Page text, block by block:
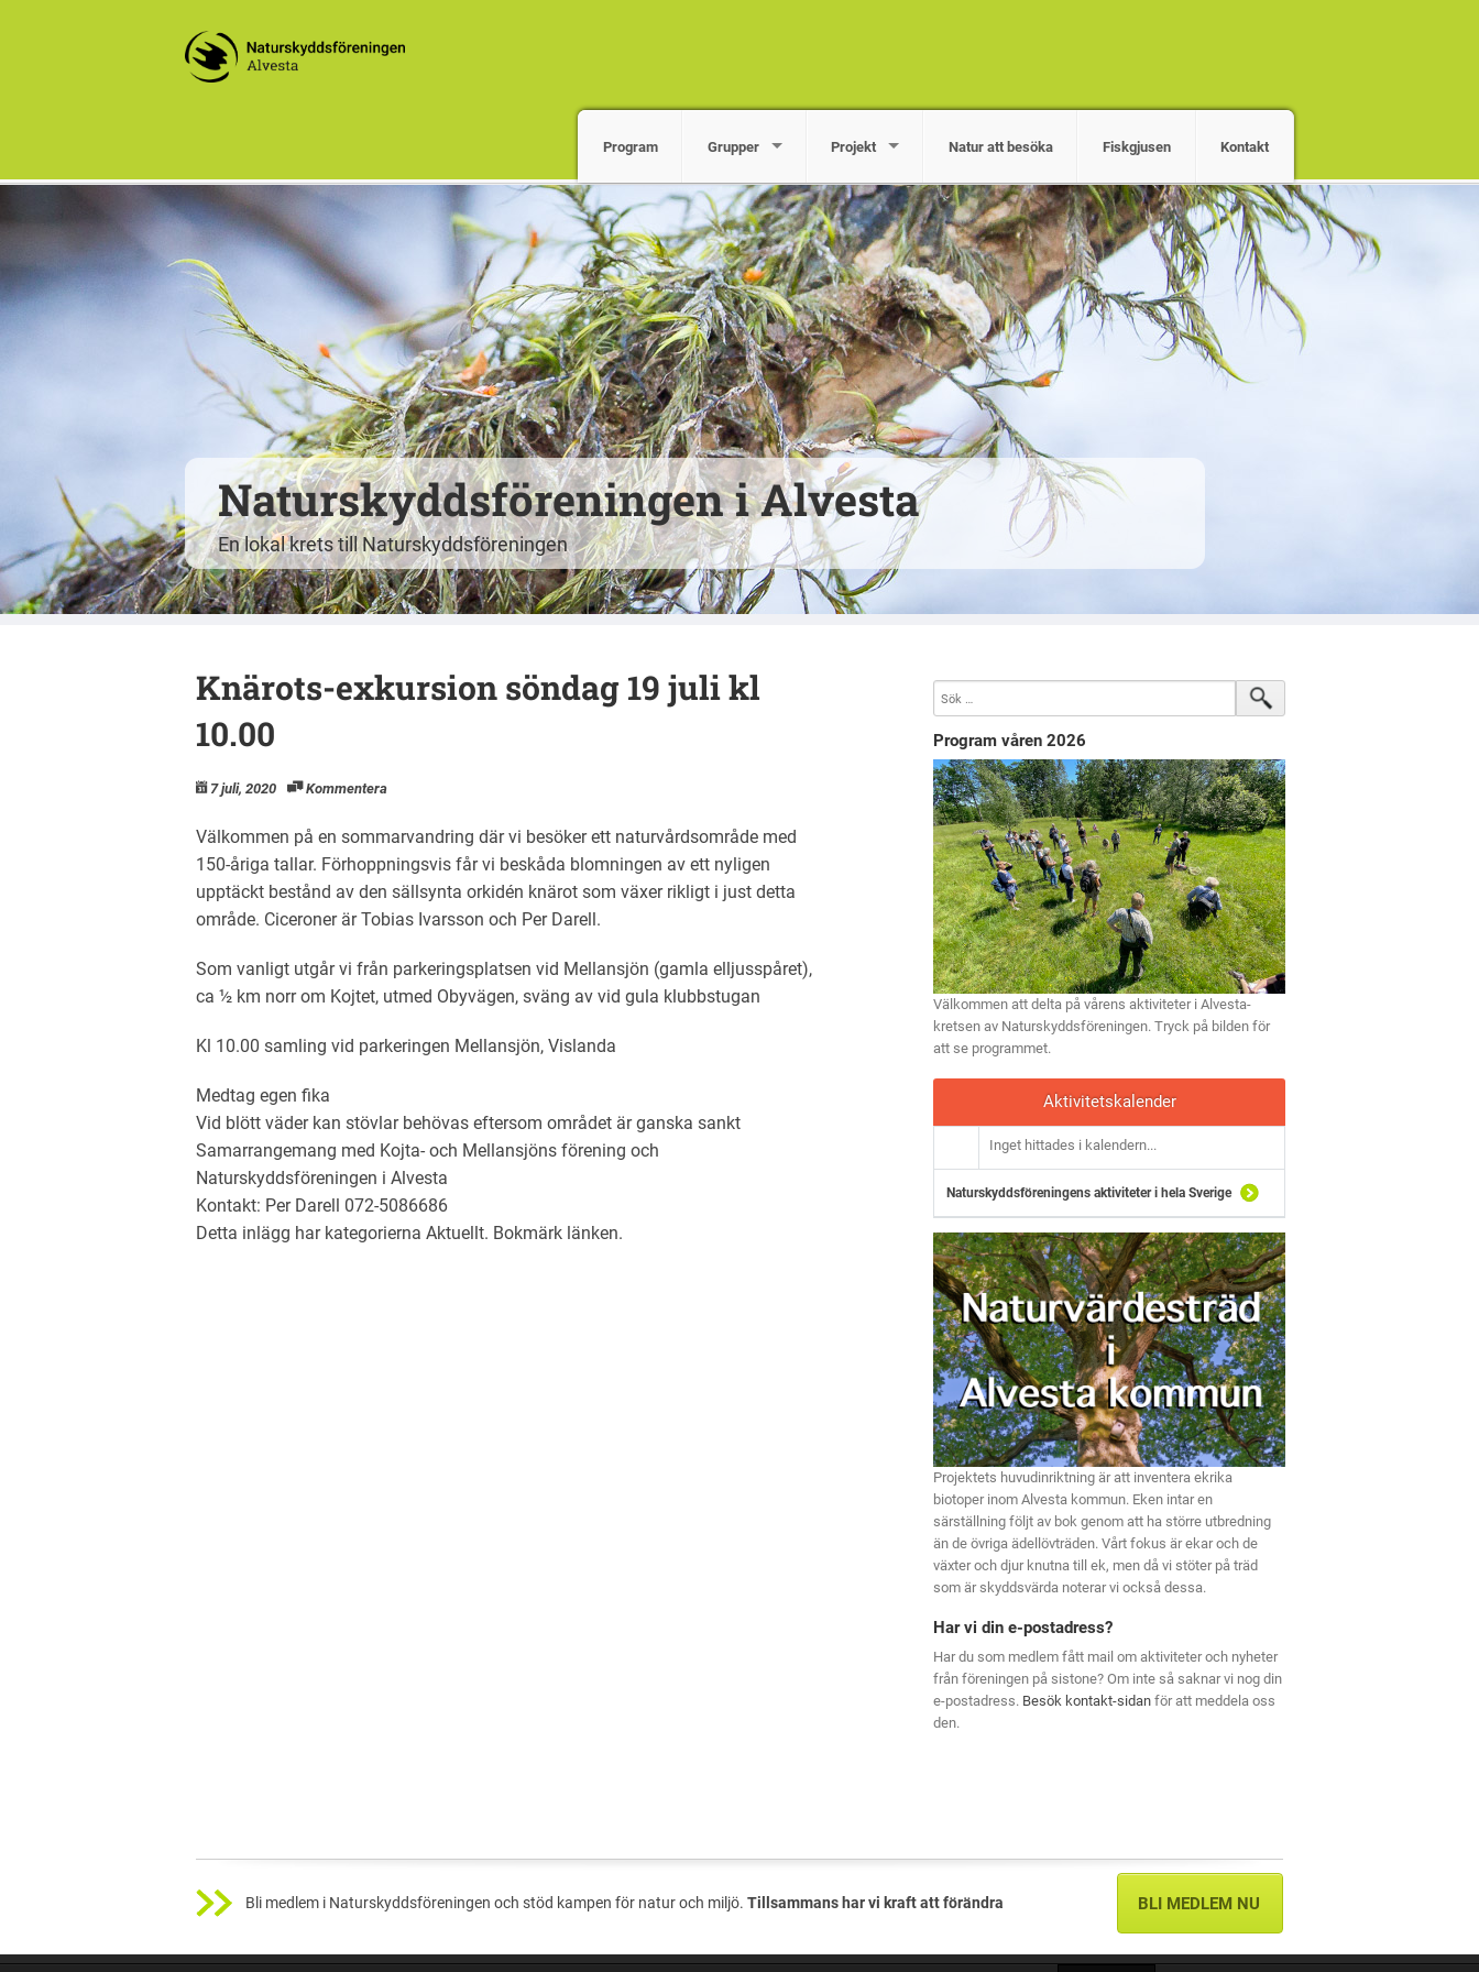
Program Grupper Projekt Natur att besöka Fiskgjusen Kontakt
Naturskyddsföreningen i Alvesta
En lokal krets till Naturskyddsföreningen
Knärots-exkursion söndag 19 juli kl
10.00
7 juli, 2020 Kommentera
Välkommen på en sommarvandring där vi besöker ett naturvårdsområde med
150-åriga tallar. Förhoppningsvis får vi beskåda blomningen av ett nyligen
upptäckt bestånd av den sällsynta orkidén knärot som växer rikligt i just detta
område. Ciceroner är Tobias Ivarsson och Per Darell.
Som vanligt utgår vi från parkeringsplatsen vid Mellansjön (gamla elljusspåret),
ca ½ km norr om Kojtet, utmed Obyvägen, sväng av vid gula klubbstugan
Kl 10.00 samling vid parkeringen Mellansjön, Vislanda
Medtag egen fika
Vid blött väder kan stövlar behövas eftersom området är ganska sankt
Samarrangemang med Kojta- och Mellansjöns förening och
Naturskyddsföreningen i Alvesta
Kontakt: Per Darell 072-5086686
Detta inlägg har kategorierna Aktuellt. Bokmärk länken.
Program våren 2026
Välkommen att delta på vårens aktiviteter i Alvesta-
kretsen av Naturskyddsföreningen. Tryck på bilden för
att se programmet.
Aktivitetskalender
Inget hittades i kalendern...
Naturskyddsföreningens aktiviteter i hela Sverige
Projektets huvudinriktning är att inventera ekrika
biotoper inom Alvesta kommun. Eken intar en
särställning följt av bok genom att ha större utbredning
än de övriga ädellövträden. Vårt fokus är ekar och de
växter och djur knutna till ek, men då vi stöter på träd
som är skyddsvärda noterar vi också dessa.
Har vi din e-postadress?
Har du som medlem fått mail om aktiviteter och nyheter
från föreningen på sistone? Om inte så saknar vi nog din
e-postadress. Besök kontakt-sidan för att meddela oss
den.
Bli medlem i Naturskyddsföreningen och stöd kampen för natur och miljö. Tillsammans har vi kraft att förändra BLI MEDLEM NU